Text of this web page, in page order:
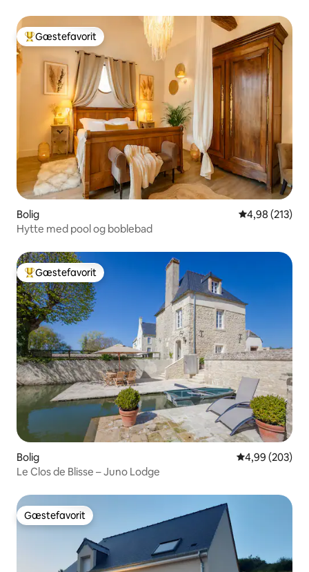
Bedste gæstefavorit
Gæstefavorit
Bolig 4,98 ud af 5 i
4,98 (213)
Hytte med pool og boblebad
Bedste gæstefavorit
Gæstefavorit
Bolig 4,99 ud af 5 i
4,99 (203)
Le Clos de Blisse – Juno Lodge
Gæstefavorit
Gæstefavorit